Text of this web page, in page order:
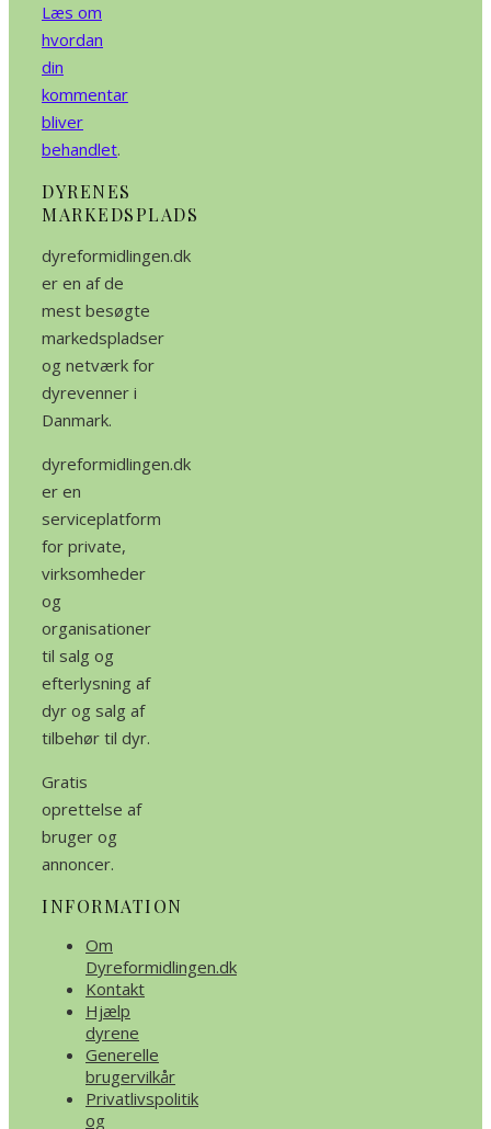
Læs om
hvordan
din
kommentar
bliver
behandlet.
DYRENES
MARKEDSPLADS
dyreformidlingen.dk
er en af de
mest besøgte
markedspladser
og netværk for
dyrevenner i
Danmark.
dyreformidlingen.dk
er en
serviceplatform
for private,
virksomheder
og
organisationer
til salg og
efterlysning af
dyr og salg af
tilbehør til dyr.
Gratis
oprettelse af
bruger og
annoncer.
INFORMATION
Om
Dyreformidlingen.dk
Kontakt
Hjælp
dyrene
Generelle
brugervilkår
Privatlivspolitik
og